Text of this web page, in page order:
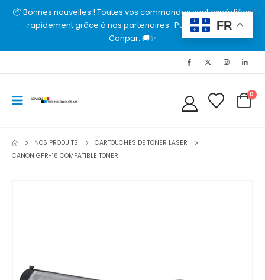
📦 Bonnes nouvelles ! Toutes vos commandes sont expédiées
rapidement grâce à nos partenaires : Purolator, UPS et
Canpar. 🚚✨
0
NOS PRODUITS
CARTOUCHES DE TONER LASER
CANON GPR-18 COMPATIBLE TONER
FR